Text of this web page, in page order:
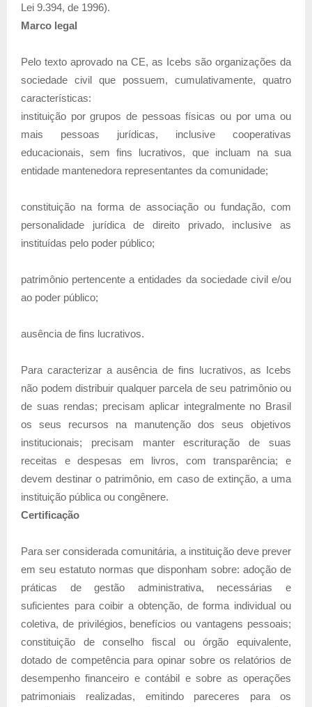
Lei 9.394, de 1996).
Marco legal
Pelo texto aprovado na CE, as Icebs são organizações da
sociedade civil que possuem, cumulativamente, quatro
características:
instituição por grupos de pessoas físicas ou por uma ou
mais pessoas jurídicas, inclusive cooperativas
educacionais, sem fins lucrativos, que incluam na sua
entidade mantenedora representantes da comunidade;
constituição na forma de associação ou fundação, com
personalidade jurídica de direito privado, inclusive as
instituídas pelo poder público;
patrimônio pertencente a entidades da sociedade civil e/ou
ao poder público;
ausência de fins lucrativos.
Para caracterizar a ausência de fins lucrativos, as Icebs
não podem distribuir qualquer parcela de seu patrimônio ou
de suas rendas; precisam aplicar integralmente no Brasil
os seus recursos na manutenção dos seus objetivos
institucionais; precisam manter escrituração de suas
receitas e despesas em livros, com transparência; e
devem destinar o patrimônio, em caso de extinção, a uma
instituição pública ou congênere.
Certificação
Para ser considerada comunitária, a instituição deve prever
em seu estatuto normas que disponham sobre: adoção de
práticas de gestão administrativa, necessárias e
suficientes para coibir a obtenção, de forma individual ou
coletiva, de privilégios, benefícios ou vantagens pessoais;
constituição de conselho fiscal ou órgão equivalente,
dotado de competência para opinar sobre os relatórios de
desempenho financeiro e contábil e sobre as operações
patrimoniais realizadas, emitindo pareceres para os